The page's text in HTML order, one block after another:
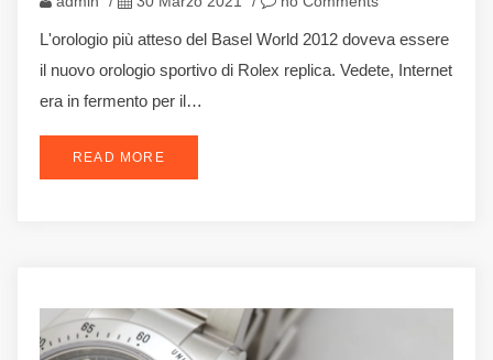
L'orologio più atteso del Basel World 2012 doveva essere
il nuovo orologio sportivo di Rolex replica. Vedete, Internet
era in fermento per il…
READ MORE